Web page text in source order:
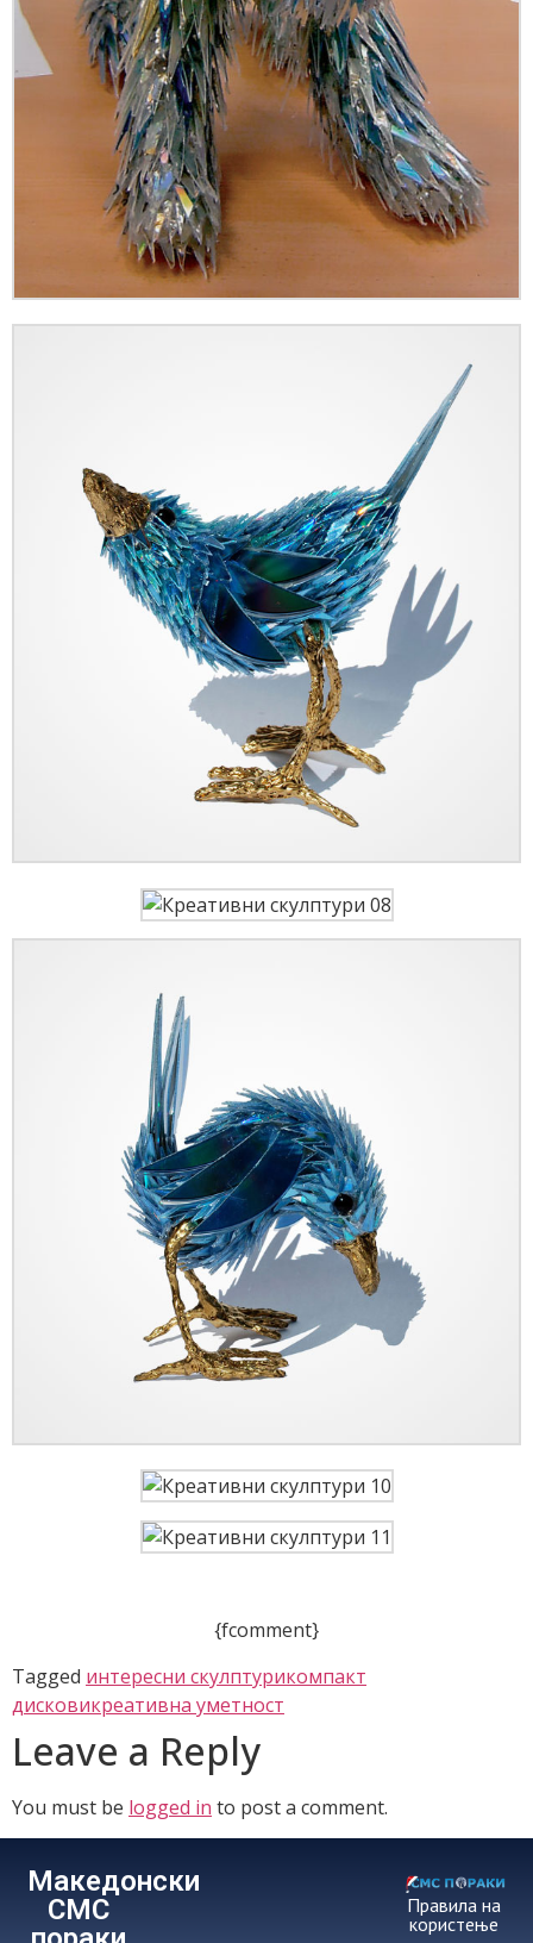
{fcomment}
Tagged интересни скулптурикомпакт
дисковикреативна уметност
Leave a Reply
You must be logged in to post a comment.
Македонски
СМС
Правила на
користење